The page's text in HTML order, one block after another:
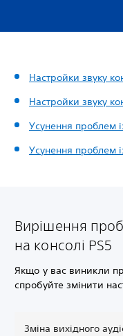
Настройки звуку
Настройки звуку
Усунення проблем
Усунення проблем
Вирішення
на консолі PS5
Якщо у вас виникли
спробуйте змінити
Зміна вихідного